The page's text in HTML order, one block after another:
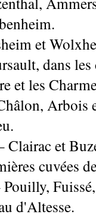
et
dans
et les
Arbois
Clairac et
cuvées
Pouilly,
d'Altesse.